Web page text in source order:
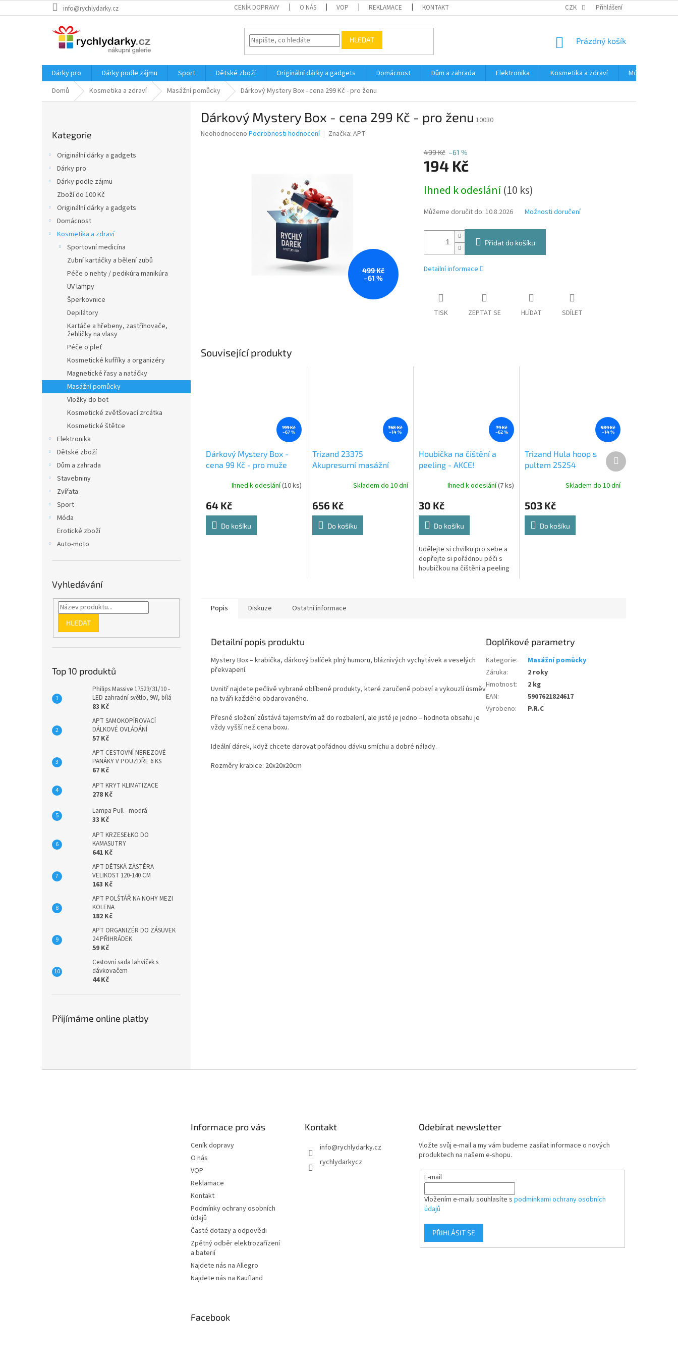
na
info@rychlydarky.cz CENÍK DOPRAVY O NÁS VOP REKLAMACE KONTAKT PODMÍNKY OCHRANY OSOBNÍCH ÚDAJŮ ČASTÉ DOTAZY A
CZK Přihlášení
HLEDAT
NÁKUPNÍ
Prázdný košík
Dárky pro Dárky podle zájmu Sport Dětské zboží Originální dárky a gadgets Domácnost Dům a zahrada Elektronika Kosmetika a zdraví Móda
Domů
Kosmetika a zdraví Masážní pomůcky Dárkový Mystery Box - cena 299 Kč - pro ženu
kategorie
Kategorie
Originální dárky a gadgets
Dárky pro
Dárky podle zájmu
Zboží do 100 Kč
Originální dárky a gadgets
Domácnost
Kosmetika a zdraví
Sportovní medicína
Zubní kartáčky a bělení zubů
Péče o nehty / pedikúra manikúra
UV lampy
Šperkovnice
Depilátory
Kartáče a hřebeny, zastřihovače,
žehličky na vlasy
Péče o pleť
Kosmetické kufříky a organizéry
Magnetické řasy a natáčky
Masážní pomůcky
Vložky do bot
Kosmetické zvětšovací zrcátka
Kosmetické štětce
Elektronika
Dětské zboží
Dům a zahrada
Stavebniny
Zvířata
Sport
Móda
Erotické zboží
Auto-moto
Vyhledávání
HLEDAT
Top 10 produktů
Philips Massive 17523/31/10 -
LED zahradní světlo, 9W, bílá
83 Kč
APT SAMOKOPÍROVACÍ
DÁLKOVÉ OVLÁDÁNÍ
57 Kč
APT CESTOVNÍ NEREZOVÉ
PANÁKY V POUZDŘE 6 KS
67 Kč
APT KRYT KLIMATIZACE
278 Kč
Lampa Pull - modrá
33 Kč
APT KRZESEŁKO DO
KAMASUTRY
641 Kč
APT DĚTSKÁ ZÁSTĚRA
VELIKOST 120-140 CM
163 Kč
APT POLŠTÁŘ NA NOHY MEZI
KOLENA
182 Kč
APT ORGANIZÉR DO ZÁSUVEK
24 PŘIHRÁDEK
59 Kč
Cestovní sada lahviček s
dávkovačem
44 Kč
Přijímáme online platby
Dárkový Mystery Box - cena 299 Kč - pro ženu 10030
Průměrné
Neohodnoceno Podrobnosti hodnocení Značka: APT
499 Kč
–61 %
499 Kč –61 %
194 Kč
cena:
Ihned k odeslání(10 ks)
Můžeme doručit do: 10.8.2026 Možnosti doručení
Přidat do košíku
Detailní informace
TISK ZEPTAT SE HLÍDAT SDÍLET
Související produkty
199 Kč
–67 %
Dárkový Mystery Box -
cena 99 Kč - pro muže
Ihned k odeslání(10 ks)
64 Kč
Do košíku
768 Kč
–14 %
Trizand 23375
Akupresurní masážní
míčky, černozlatáSkladem do 10 dní
656 Kč
Do košíku
79 Kč
–62 %
Houbička na čištění a
peeling - AKCE!
Ihned k odeslání(7 ks)
30 Kč
Do košíku
Udělejte si chvilku pro sebe a
dopřejte si pořádnou péči s
houbičkou na čištění a peeling
589 Kč
–14 %
Trizand Hula hoop s
pultem 25254
Skladem do 10 dní
503 Kč
Do košíku
Další
produkt
Popis Diskuze Ostatní informace
Detailní popis produktu
Mystery Box – krabička, dárkový balíček plný humoru, bláznivých vychytávek a veselých
překvapení.
Uvnitř najdete pečlivě vybrané oblíbené produkty, které zaručeně pobaví a vykouzlí úsměv
na tváři každého obdarovaného.
Přesné složení zůstává tajemstvím až do rozbalení, ale jisté je jedno – hodnota obsahu je
vždy vyšší než cena boxu.
Ideální dárek, když chcete darovat pořádnou dávku smíchu a dobré nálady.
Rozměry krabice: 20x20x20cm
Doplňkové parametry
Kategorie:
Masážní pomůcky
Záruka:
2 roky
Hmotnost:
2 kg
EAN:
5907621824617
Vyrobeno: P.R.C
Informace pro vás
Ceník dopravy
O nás
VOP
Reklamace
Kontakt
Podmínky ochrany osobních
údajů
Časté dotazy a odpovědi
Zpětný odběr elektrozařízení
a baterií
Najdete nás na Allegro
Najdete nás na Kaufland
Kontakt
info@rychlydarky.cz
rychlydarkycz
Odebírat newsletter
Vložte svůj e-mail a my vám budeme zasílat informace o nových
produktech na našem e-shopu.
E-mail
Vložením e-mailu souhlasíte spodmínkami ochrany osobních
údajů
PŘIHLÁSIT SE
Facebook